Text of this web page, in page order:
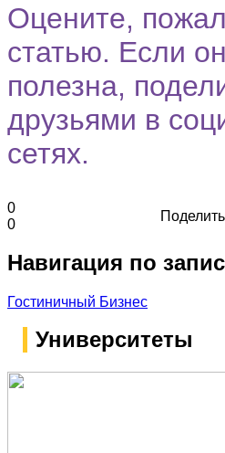
Оцените,
статью. Если
полезна,
друзьями в
сетях.
0
0
Навигация по
Гостиничный Бизнес
Университеты